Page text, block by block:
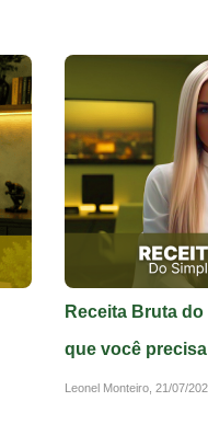
Receita Bruta
que você
Leonel Monteiro, 21/07/